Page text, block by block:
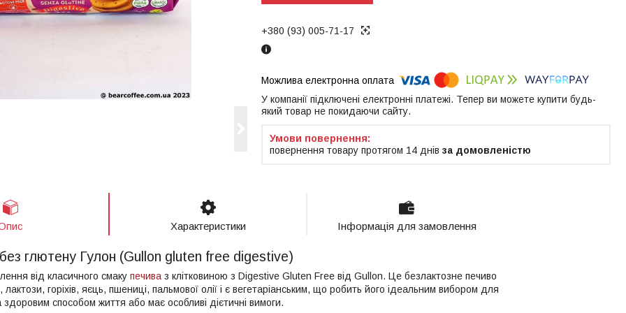
+380 (93) 005-71-17
У компанії підключені електронні платежі. Тепер ви можете купити будь-
який товар не покидаючи сайту.
повернення товару протягом 14 днів за домовленістю
Характеристики Інформація для замовлення
глютену Гулон (Gullon gluten free digestive)
від класичного смаку печиваз клітковиною з Digestive Gluten Free від Gullon. Це безлактозне печиво
лактози, горіхів, яєць, пшениці, пальмової олії і є вегетаріанським, що робить його ідеальним вибором для
здоровим способом життя або має особливі дієтичні вимоги.